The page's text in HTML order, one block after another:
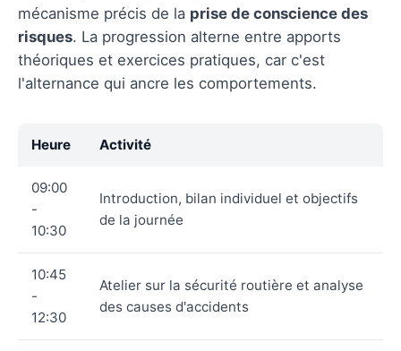
mécanisme précis de la prise de conscience des
risques. La progression alterne entre apports
théoriques et exercices pratiques, car c'est
l'alternance qui ancre les comportements.
Heure Activité
09:00
-
10:30
Introduction, bilan individuel et objectifs
de la journée
10:45
-
12:30
Atelier sur la sécurité routière et analyse
des causes d'accidents